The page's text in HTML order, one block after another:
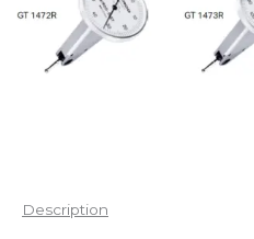
Description